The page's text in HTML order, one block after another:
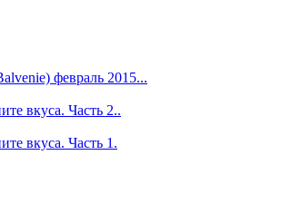
февраль 2015...
вкуса. Часть 2..
вкуса. Часть 1.